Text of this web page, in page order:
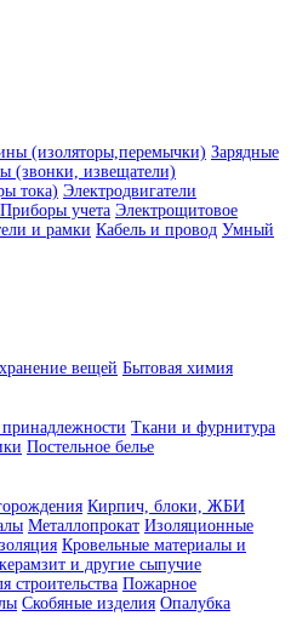
(изоляторы,перемычки) Зарядные
(звонки, извещатели)
тока) Электродвигатели
Приборы учета Электрощитовое
и рамки Кабель и провод Умный
вещей Бытовая химия
Ткани и фурнитура
Постельное белье
Кирпич, блоки, ЖБИ
Металлопрокат Изоляционные
Кровельные материалы и
и другие сыпучие
строительства Пожарное
Скобяные изделия Опалубка